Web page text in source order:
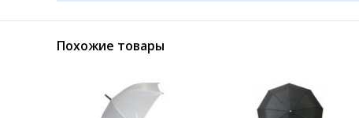
Похожие товары